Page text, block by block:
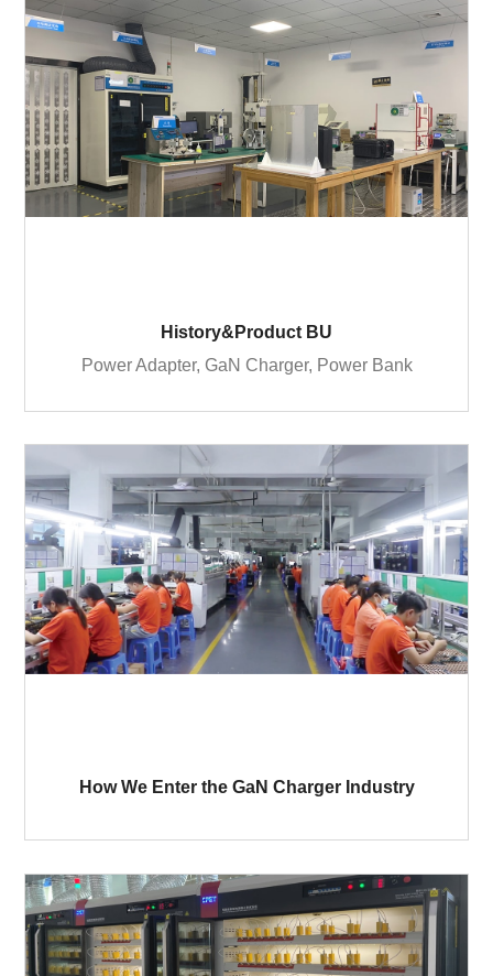
History&Product BU
Power Adapter, GaN Charger, Power Bank
How We Enter the GaN Charger Industry